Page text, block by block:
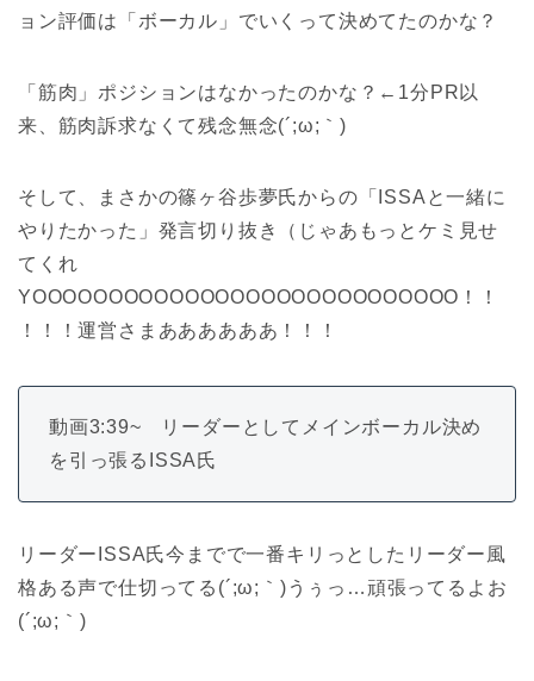
ョン評価は「ボーカル」でいくって決めてたのかな？
「筋肉」ポジションはなかったのかな？←1分PR以
来、筋肉訴求なくて残念無念(´;ω;｀)
そして、まさかの篠ヶ谷歩夢氏からの「ISSAと一緒に
やりたかった」発言切り抜き（じゃあもっとケミ見せ
てくれ
YOOOOOOOOOOOOOOOOOOOOOOOOOOOO！！
！！！運営さまああああああ！！！
動画3:39~ リーダーとしてメインボーカル決め
を引っ張るISSA氏
リーダーISSA氏今までで一番キリっとしたリーダー風
格ある声で仕切ってる(´;ω;｀)うぅっ…頑張ってるよお
(´;ω;｀)